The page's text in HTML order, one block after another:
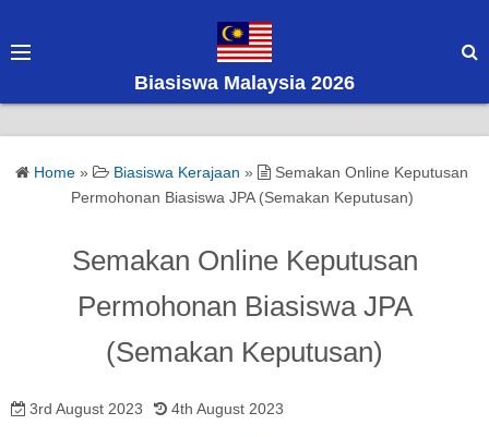
Biasiswa Malaysia 2026
Home » Biasiswa Kerajaan »
Semakan Online Keputusan
Permohonan Biasiswa JPA (Semakan Keputusan)
Semakan Online Keputusan
Permohonan Biasiswa JPA
(Semakan Keputusan)
3rd August 2023 4th August 2023